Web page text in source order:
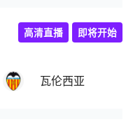
瓦伦西亚
高清直播 即将开始